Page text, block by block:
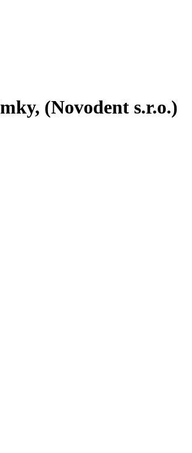
(Novodent s.r.o.)